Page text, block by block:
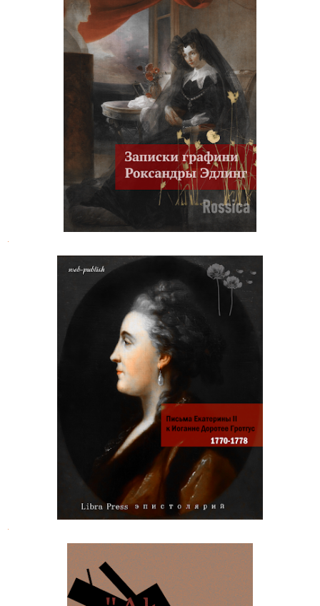
Графиня Роксандра Скарлатовна
Эдлинг. Записки с неизданной
французской рукописи 1829 года
Письма императрицы Екатерины II
к Иоганне Доротее Гротгус 1770-
1778